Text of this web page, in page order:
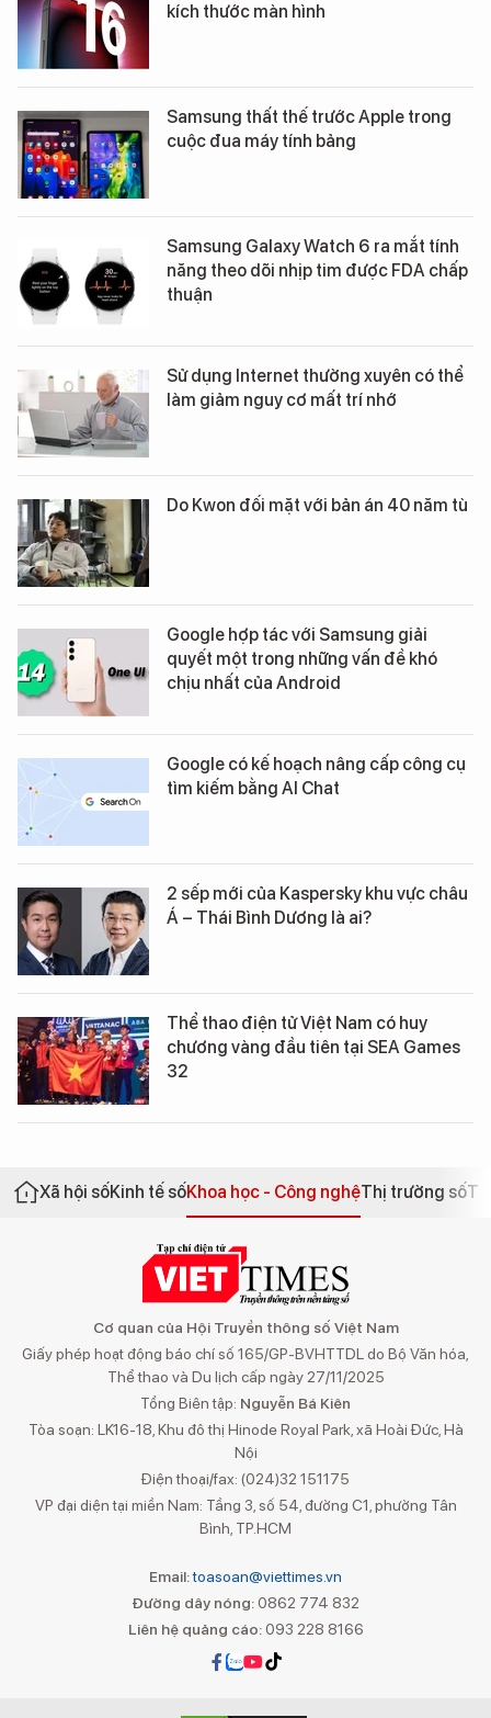
kích thước màn hình
Samsung thất thế trước Apple trong
cuộc đua máy tính bảng
Samsung Galaxy Watch 6 ra mắt tính
năng theo dõi nhịp tim được FDA chấp
thuận
Sử dụng Internet thường xuyên có thể
làm giảm nguy cơ mất trí nhớ
Do Kwon đối mặt với bản án 40 năm tù
Google hợp tác với Samsung giải
quyết một trong những vấn đề khó
chịu nhất của Android
Google có kế hoạch nâng cấp công cụ
tìm kiếm bằng AI Chat
2 sếp mới của Kaspersky khu vực châu
Á – Thái Bình Dương là ai?
Thể thao điện tử Việt Nam có huy
chương vàng đầu tiên tại SEA Games
32
Xã hội sốKinh tế sốKhoa học - Công nghệThị trường số
Cơ quan của Hội Truyền thông số Việt Nam
Giấy phép hoạt động báo chí số 165/GP-BVHTTDL do Bộ Văn hóa,
Thể thao và Du lịch cấp ngày 27/11/2025
Tổng Biên tập: Nguyễn Bá Kiên
Tòa soạn: LK16-18, Khu đô thị Hinode Royal Park, xã Hoài Đức, Hà
Nội
Điện thoại/fax: (024)32 151175
VP đại diện tại miền Nam: Tầng 3, số 54, đường C1, phường Tân
Bình, TP.HCM
Email:toasoan@viettimes.vn
Đường dây nóng: 0862 774 832
Liên hệ quảng cáo:093 228 8166